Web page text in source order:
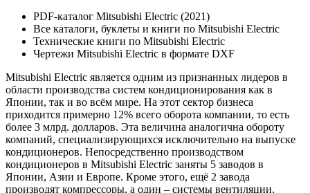
PDF-каталог Mitsubishi Electric (2021)
Все каталоги, буклеты и книги по Mitsubishi Electric
Технические книги по Mitsubishi Electric
Чертежи Mitsubishi Electric в формате DXF
Mitsubishi Electric является одним из признанных лидеров в
области производства систем кондиционирования как в
Японии, так и во всём мире. На этот сектор бизнеса
приходится примерно 12% всего оборота компании, то есть
более 3 млрд. долларов. Эта величина аналогична обороту
компаний, специализирующихся исключительно на выпуске
кондиционеров. Непосредственно производством
кондиционеров в Mitsubishi Electric заняты 5 заводов в
Японии, Азии и Европе. Кроме этого, ещё 2 завода
производят компрессоры, а один – системы вентиляции.